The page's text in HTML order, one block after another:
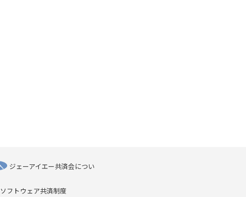
ジェーアイエー共済会につい
ソフトウェア共済制度